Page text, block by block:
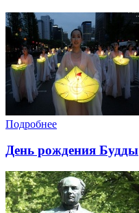
Подробнее
День рождения Будды